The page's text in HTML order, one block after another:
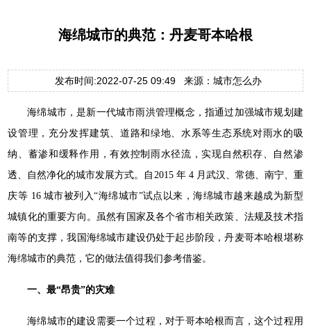
海绵城市的典范：丹麦哥本哈根
发布时间:2022-07-25 09:49 来源：城市怎么办
海绵城市，是新一代城市雨洪管理概念，指通过加强城市规划建
设管理，充分发挥建筑、道路和绿地、水系等生态系统对雨水的吸
纳、蓄渗和缓释作用，有效控制雨水径流，实现自然积存、自然渗
透、自然净化的城市发展方式。自2015 年 4 月武汉、常德、南宁、重
庆等 16 城市被列入“海绵城市”试点以来，海绵城市越来越成为新型
城镇化的重要方向。虽然有国家及各个省市相关政策、法规及技术指
南等的支撑，我国海绵城市建设仍处于起步阶段，丹麦哥本哈根堪称
海绵城市的典范，它的做法值得我们参考借鉴。
一、最“昂贵”的灾难
海绵城市的建设需要一个过程，对于哥本哈根而言，这个过程用